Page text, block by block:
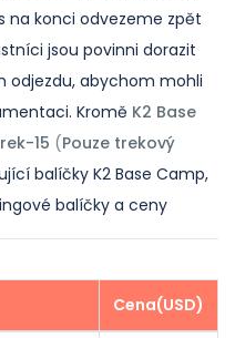
na konci odvezeme zpět
jsou povinni dorazit
odjezdu, abychom mohli
Kromě K2 Base
15 (Pouze trekový
balíčky K2 Base Camp,
balíčky a ceny
Cena(USD)